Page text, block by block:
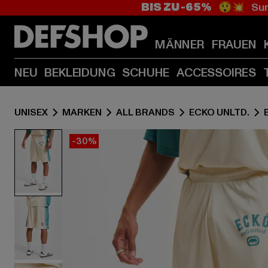
BIS ZU -65% 😲💥
MÄNNER FRAUEN
NEU BEKLEIDUNG SCHUHE ACCESSOIRES
UNISEX MARKEN ALL BRANDS ECKO UNLTD.
-30%